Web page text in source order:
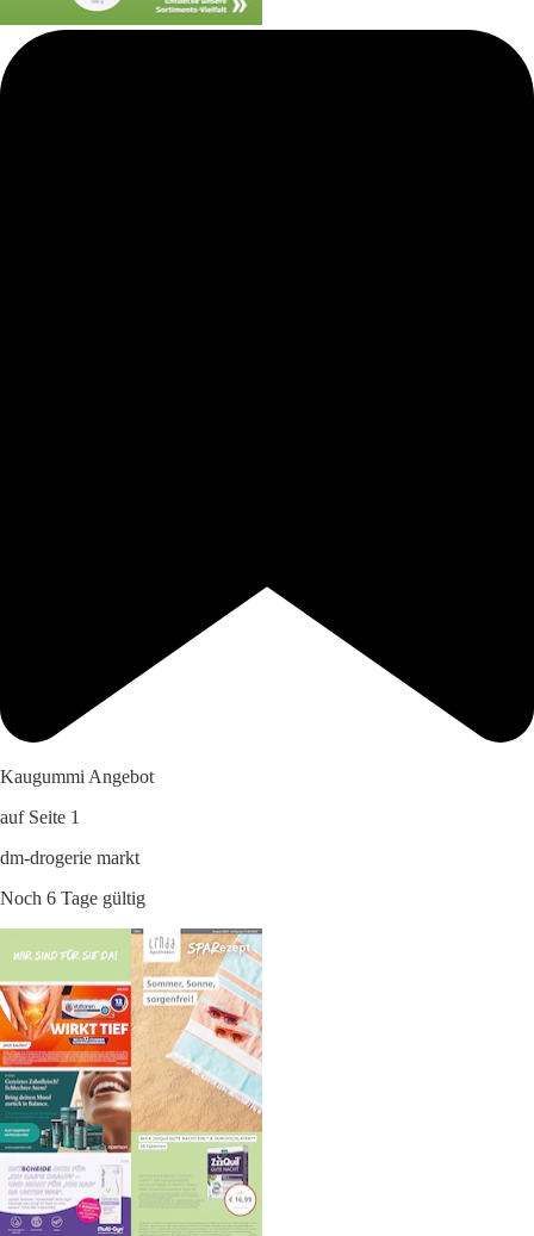
Kaugummi Angebot
auf Seite 1
dm-drogerie markt
Noch 6 Tage gültig